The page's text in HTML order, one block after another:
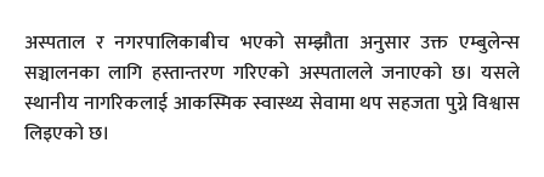
अस्पताल र नगरपालिकाबीच भएको सम्झौता अनुसार उक्त एम्बुलेन्स
सञ्चालनका लागि हस्तान्तरण गरिएको अस्पतालले जनाएको छ। यसले
स्थानीय नागरिकलाई आकस्मिक स्वास्थ्य सेवामा थप सहजता पुग्ने विश्वास
लिइएको छ।